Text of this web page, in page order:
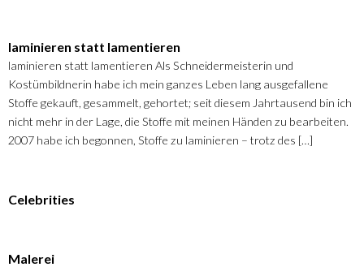
laminieren statt lamentieren
laminieren statt lamentieren Als Schneidermeisterin und
Kostümbildnerin habe ich mein ganzes Leben lang ausgefallene
Stoffe gekauft, gesammelt, gehortet; seit diesem Jahrtausend bin ich
nicht mehr in der Lage, die Stoffe mit meinen Händen zu bearbeiten.
2007 habe ich begonnen, Stoffe zu laminieren – trotz des […]
Celebrities
Malerei